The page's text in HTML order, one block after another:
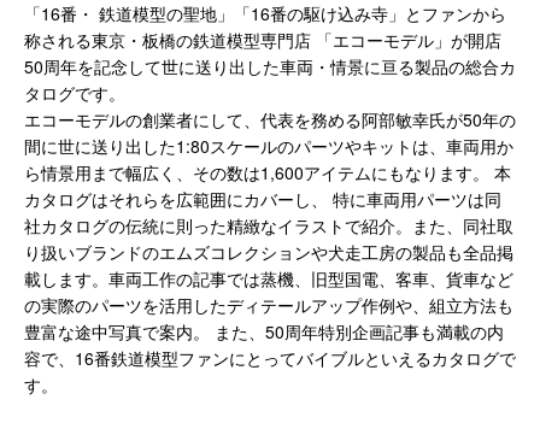
「16番・ 鉄道模型の聖地」「16番の駆け込み寺」とファンから
称される東京・板橋の鉄道模型専門店 「エコーモデル」が開店
50周年を記念して世に送り出した車両・情景に亘る製品の総合カ
タログです。
エコーモデルの創業者にして、代表を務める阿部敏幸氏が50年の
間に世に送り出した1:80スケールのパーツやキットは、車両用か
ら情景用まで幅広く、その数は1,600アイテムにもなります。 本
カタログはそれらを広範囲にカバーし、 特に車両用パーツは同
社カタログの伝統に則った精緻なイラストで紹介。また、同社取
り扱いブランドのエムズコレクションや犬走工房の製品も全品掲
載します。車両工作の記事では蒸機、旧型国電、客車、貨車など
の実際のパーツを活用したディテールアップ作例や、組立方法も
豊富な途中写真で案内。 また、50周年特別企画記事も満載の内
容で、16番鉄道模型ファンにとってバイブルといえるカタログで
す。